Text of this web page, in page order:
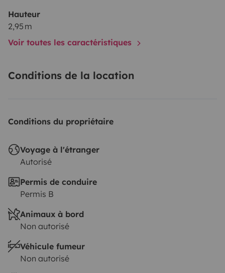
Hauteur
2,95 m
Voir toutes les caractéristiques
Conditions de la location
Conditions du propriétaire
Voyage à l'étranger
Autorisé
Permis de conduire
Permis B
Animaux à bord
Non autorisé
Véhicule fumeur
Non autorisé